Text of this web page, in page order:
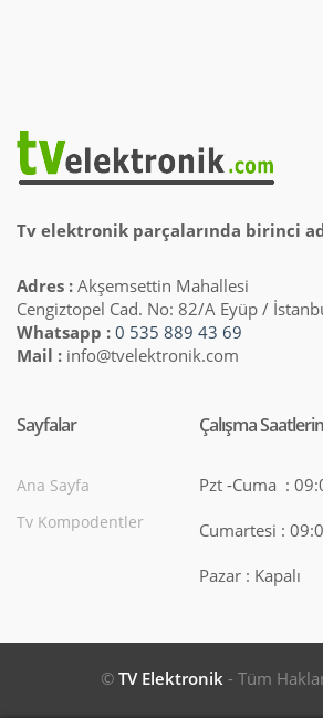
Tv elektronik parçalarında birinci
Adres : Akşemsettin Mahallesi
Cengiztopel Cad. No: 82/A Eyüp /
Whatsapp : 0 535 889 43 69
Mail : info@tvelektronik.com
Sayfalar
Ana Sayfa
Tv Kompodentler
Çalışma
Pzt -Cuma :
Cumartesi :
Pazar : Kapalı
© TV Elektronik- Tüm